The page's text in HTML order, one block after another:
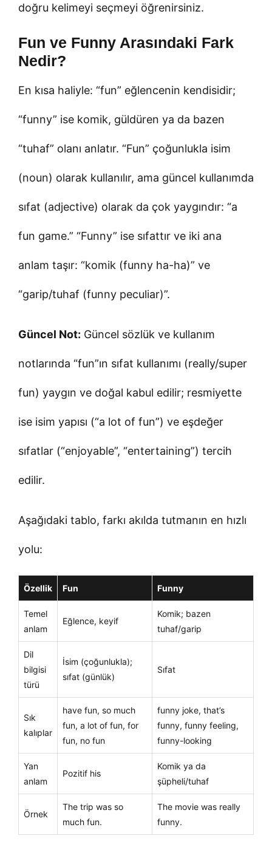
doğru kelimeyi seçmeyi öğrenirsiniz.
Fun ve Funny Arasındaki Fark
Nedir?
En kısa haliyle: “fun” eğlencenin kendisidir;
“funny” ise komik, güldüren ya da bazen
“tuhaf” olanı anlatır. “Fun” çoğunlukla isim
(noun) olarak kullanılır, ama güncel kullanımda
sıfat (adjective) olarak da çok yaygındır: “a
fun game.” “Funny” ise sıfattır ve iki ana
anlam taşır: “komik (funny ha-ha)” ve
“garip/tuhaf (funny peculiar)”.
Güncel Not: Güncel sözlük ve kullanım
notlarında “fun”ın sıfat kullanımı (really/super
fun) yaygın ve doğal kabul edilir; resmiyette
ise isim yapısı (“a lot of fun”) ve eşdeğer
sıfatlar (“enjoyable”, “entertaining”) tercih
edilir.
Aşağıdaki tablo, farkı akılda tutmanın en hızlı
yolu:
Özellik Fun Funny
Temel
anlam
Eğlence, keyif
Komik; bazen
tuhaf/garip
Dil
bilgisi
türü
İsim (çoğunlukla);
sıfat (günlük)
Sıfat
Sık
kalıplar
have fun, so much
fun, a lot of fun, for
fun, no fun
funny joke, that’s
funny, funny feeling,
funny-looking
Yan
anlam
Pozitif his
Komik ya da
şüpheli/tuhaf
Örnek
The trip was so
much fun.
The movie was really
funny.